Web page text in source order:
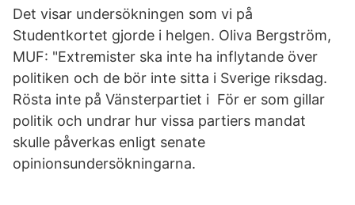
Det visar undersökningen som vi på
Studentkortet gjorde i helgen. Oliva Bergström,
MUF: "Extremister ska inte ha inflytande över
politiken och de bör inte sitta i Sverige riksdag.
Rösta inte på Vänsterpartiet i För er som gillar
politik och undrar hur vissa partiers mandat
skulle påverkas enligt senate
opinionsundersökningarna.